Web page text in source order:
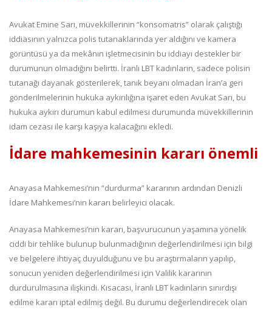
Avukat Emine Sarı, müvekkillerinin “konsomatris” olarak çalıştığı
iddiasının yalnızca polis tutanaklarında yer aldığını ve kamera
görüntüsü ya da mekânın işletmecisinin bu iddiayı destekler bir
durumunun olmadığını belirtti. İranlı LBT kadınların, sadece polisin
tutanağı dayanak gösterilerek, tanık beyanı olmadan İran’a geri
gönderilmelerinin hukuka aykırılığına işaret eden Avukat Sarı, bu
hukuka aykırı durumun kabul edilmesi durumunda müvekkillerinin
idam cezası ile karşı kaşıya kalacağını ekledi.
İdare mahkemesinin kararı önemli
Anayasa Mahkemesi’nin “durdurma” kararının ardından Denizli
İdare Mahkemesi’nin kararı belirleyici olacak.
Anayasa Mahkemesi’nin kararı, başvurucunun yaşamına yönelik
ciddi bir tehlike bulunup bulunmadığının değerlendirilmesi için bilgi
ve belgelere ihtiyaç duyulduğunu ve bu araştırmaların yapılıp,
sonucun yeniden değerlendirilmesi için Valilik kararının
durdurulmasına ilişkindi. Kısacası, İranlı LBT kadınların sınırdışı
edilme kararı iptal edilmiş değil. Bu durumu değerlendirecek olan